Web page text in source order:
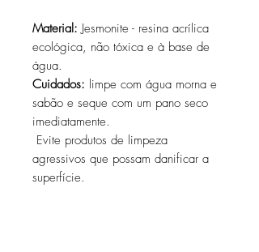
Material: Jesmonite - resina acrílica
ecológica, não tóxica e à base de
água.
Cuidados: limpe com água morna e
sabão e seque com um pano seco
imediatamente.
Evite produtos de limpeza
agressivos que possam danificar a
superfície.